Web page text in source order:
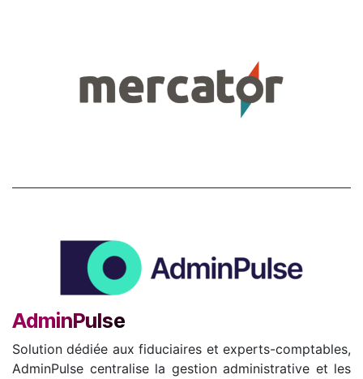
AdminPulse
Solution dédiée aux fiduciaires et experts-comptables,
AdminPulse centralise la gestion administrative et les